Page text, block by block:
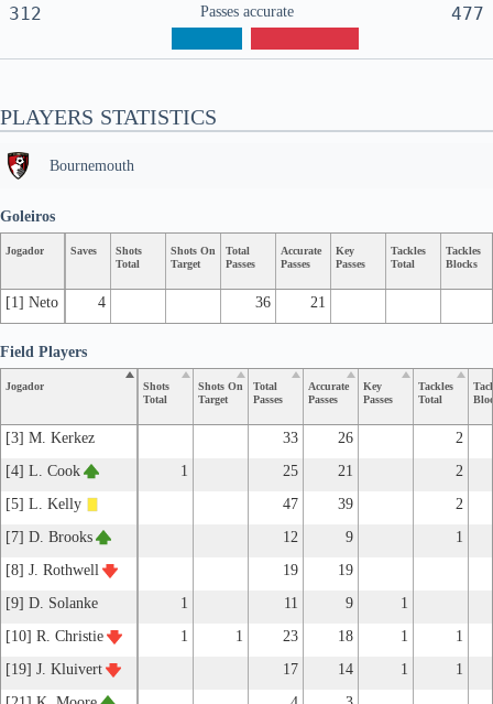
312 Passes accurate 477
PLAYERS STATISTICS
Bournemouth
Jogador Saves
Shots
Total
Shots On
Target
Total
Passes
Accurate
Passes
Key
Passes
Tackles
Total
Tackles
Blocks
[1] Neto 4 36 21
Goleiros
Jogador
Shots
Total
Shots On
Target
Total
Passes
Accurate
Passes
Key
Passes
Tackles
Total
[3] M. Kerkez 33 26
2
[4] L. Cook
1 25 21
2
[5] L. Kelly
47 39
2
[7] D. Brooks
12 9
1
[8] J. Rothwell
19
19
[9] D. Solanke
1 11 9
1
[10] R. Christie
1 1 23 18 1
1
[19] J. Kluivert
17 14 1
1
Field Players